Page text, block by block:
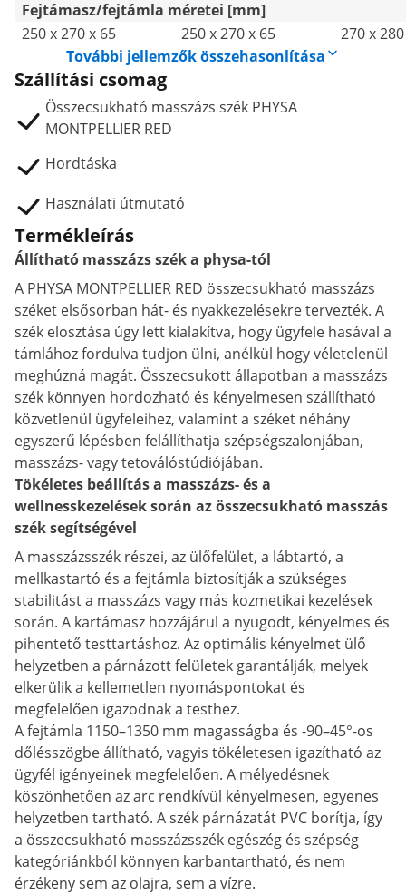
Fejtámasz/fejtámla méretei [mm]
250 x 270 x 65
250 x 270 x 65
270 x
További jellemzők összehasonlítása
Szállítási csomag
Összecsukható masszázs szék PHYSA
MONTPELLIER RED
Hordtáska
Használati útmutató
Termékleírás
Állítható masszázs szék a physa-tól
A PHYSA MONTPELLIER RED összecsukható masszázs
széket elsősorban hát- és nyakkezelésekre tervezték. A
szék elosztása úgy lett kialakítva, hogy ügyfele hasával a
támlához fordulva tudjon ülni, anélkül hogy véletelenül
meghúzná magát. Összecsukott állapotban a masszázs
szék könnyen hordozható és kényelmesen szállítható
közvetlenül ügyfeleihez, valamint a széket néhány
egyszerű lépésben felállíthatja szépségszalonjában,
masszázs- vagy tetoválóstúdiójában.
Tökéletes beállítás a masszázs- és a
wellnesskezelések során az összecsukható masszás
szék segítségével
A masszázsszék részei, az ülőfelület, a lábtartó, a
mellkastartó és a fejtámla biztosítják a szükséges
stabilitást a masszázs vagy más kozmetikai kezelések
során. A kartámasz hozzájárul a nyugodt, kényelmes és
pihentető testtartáshoz. Az optimális kényelmet ülő
helyzetben a párnázott felületek garantálják, melyek
elkerülik a kellemetlen nyomáspontokat és
megfelelően igazodnak a testhez.
A fejtámla 1150–1350 mm magasságba és -90–45°-os
dőlésszögbe állítható, vagyis tökéletesen igazítható az
ügyfél igényeinek megfelelően. A mélyedésnek
köszönhetően az arc rendkívül kényelmesen, egyenes
helyzetben tartható. A szék párnázatát PVC borítja, így
a összecsukható masszázsszék egészég és szépség
kategóriánkból könnyen karbantartható, és nem
érzékeny sem az olajra, sem a vízre.